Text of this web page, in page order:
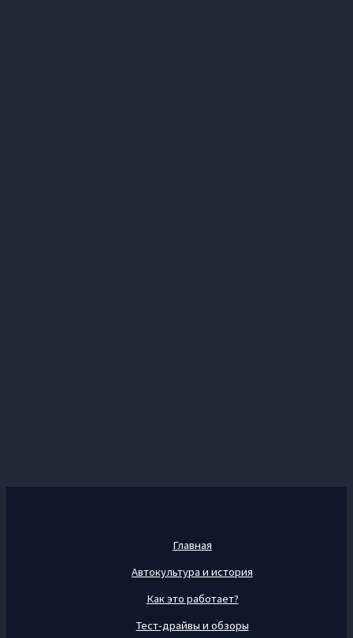
Главная
Автокультура и история
Как это работает?
Тест-драйвы и обзоры